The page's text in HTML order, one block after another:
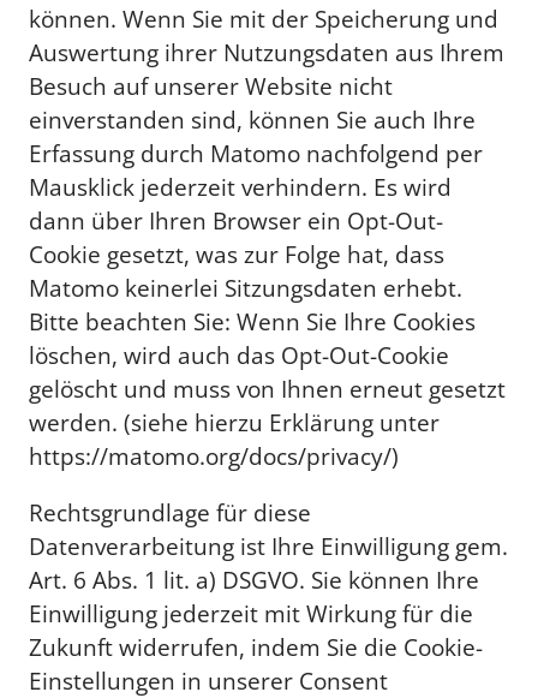
können. Wenn Sie mit der Speicherung und
Auswertung ihrer Nutzungsdaten aus Ihrem
Besuch auf unserer Website nicht
einverstanden sind, können Sie auch Ihre
Erfassung durch Matomo nachfolgend per
Mausklick jederzeit verhindern. Es wird
dann über Ihren Browser ein Opt-Out-
Cookie gesetzt, was zur Folge hat, dass
Matomo keinerlei Sitzungsdaten erhebt.
Bitte beachten Sie: Wenn Sie Ihre Cookies
löschen, wird auch das Opt-Out-Cookie
gelöscht und muss von Ihnen erneut gesetzt
werden. (siehe hierzu Erklärung unter
https://matomo.org/docs/privacy/)
Rechtsgrundlage für diese
Datenverarbeitung ist Ihre Einwilligung gem.
Art. 6 Abs. 1 lit. a) DSGVO. Sie können Ihre
Einwilligung jederzeit mit Wirkung für die
Zukunft widerrufen, indem Sie die Cookie-
Einstellungen in unserer Consent